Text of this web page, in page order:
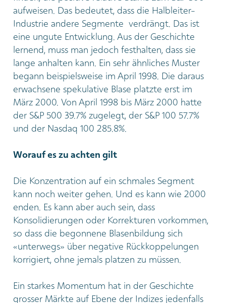
aufweisen. Das bedeutet, dass die Halbleiter-
Industrie andere Segmente verdrängt. Das ist
eine ungute Entwicklung. Aus der Geschichte
lernend, muss man jedoch festhalten, dass sie
lange anhalten kann. Ein sehr ähnliches Muster
begann beispielsweise im April 1998. Die daraus
erwachsene spekulative Blase platzte erst im
März 2000. Von April 1998 bis März 2000 hatte
der S&P 500 39.7% zugelegt, der S&P 100 57.7%
und der Nasdaq 100 285.8%.
Worauf es zu achten gilt
Die Konzentration auf ein schmales Segment
kann noch weiter gehen. Und es kann wie 2000
enden. Es kann aber auch sein, dass
Konsolidierungen oder Korrekturen vorkommen,
so dass die begonnene Blasenbildung sich
«unterwegs» über negative Rückkoppelungen
korrigiert, ohne jemals platzen zu müssen.
Ein starkes Momentum hat in der Geschichte
grosser Märkte auf Ebene der Indizes jedenfalls